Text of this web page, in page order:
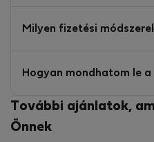
Milyen fizetési
Hogyan mondhatom le
További ajánlatok,
Önnek